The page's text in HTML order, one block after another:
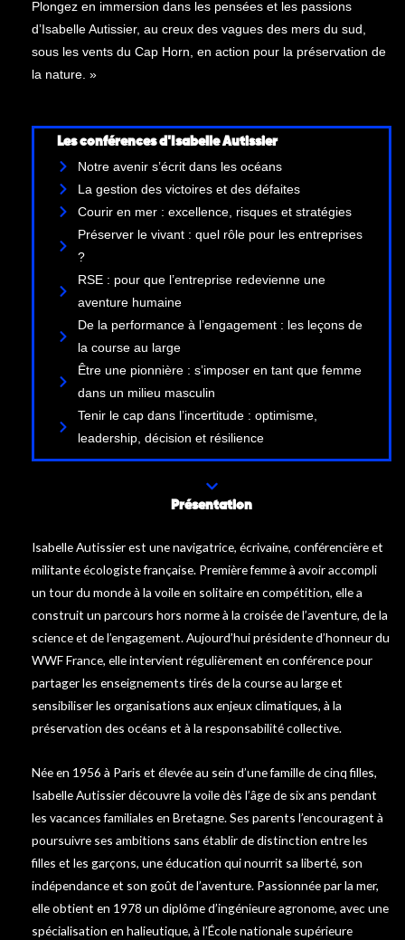
Plongez en immersion dans les pensées et les passions
d’Isabelle Autissier, au creux des vagues des mers du sud,
sous les vents du Cap Horn, en action pour la préservation de
la nature. »
Les conférences d'Isabelle Autissier
Notre avenir s’écrit dans les océans
La gestion des victoires et des défaites
Courir en mer : excellence, risques et stratégies
Préserver le vivant : quel rôle pour les entreprises
?
RSE : pour que l’entreprise redevienne une
aventure humaine
De la performance à l’engagement : les leçons de
la course au large
Être une pionnière : s’imposer en tant que femme
dans un milieu masculin
Tenir le cap dans l’incertitude : optimisme,
leadership, décision et résilience
Présentation
Isabelle Autissier est une navigatrice, écrivaine, conférencière et
militante écologiste française. Première femme à avoir accompli
un tour du monde à la voile en solitaire en compétition, elle a
construit un parcours hors norme à la croisée de l’aventure, de la
science et de l’engagement. Aujourd’hui présidente d’honneur du
WWF France, elle intervient régulièrement en conférence pour
partager les enseignements tirés de la course au large et
sensibiliser les organisations aux enjeux climatiques, à la
préservation des océans et à la responsabilité collective.
Née en 1956 à Paris et élevée au sein d’une famille de cinq filles,
Isabelle Autissier découvre la voile dès l’âge de six ans pendant
les vacances familiales en Bretagne. Ses parents l’encouragent à
poursuivre ses ambitions sans établir de distinction entre les
filles et les garçons, une éducation qui nourrit sa liberté, son
indépendance et son goût de l’aventure. Passionnée par la mer,
elle obtient en 1978 un diplôme d’ingénieure agronome, avec une
spécialisation en halieutique, à l’École nationale supérieure